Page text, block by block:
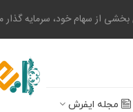
از سهام خود، سرمایه گذار می
مجله ایفرش